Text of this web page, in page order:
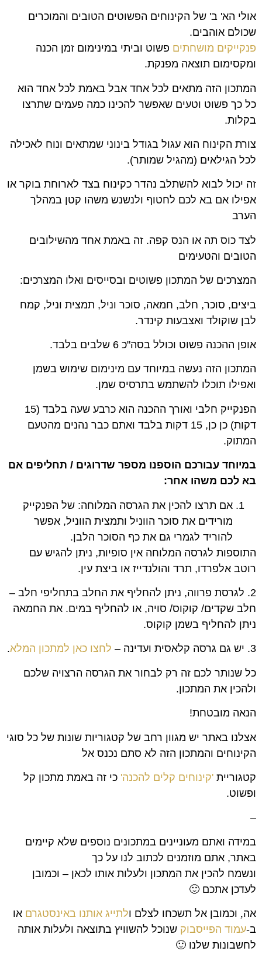
אולי הא' ב' של הקינוחים הפשוטים הטובים והמוכרים
שכולם אוהבים.
פנקייקים מושחתים פשוט וביתי במינימום זמן הכנה
ומקסימום תוצאה מפנקת.
המתכון הזה מתאים לכל אחד אבל באמת לכל אחד הוא
כל כך פשוט וטעים שאפשר להכינו כמה פעמים שתרצו
בקלות.
צורת הקינוח הוא עגול בגודל בינוני שמתאים ונוח לאכילה
לכל הגילאים (מהגיל שמותר).
זה יכול לבוא להשתלב נהדר כקינוח בצד לארוחת בוקר או
אפילו אם בא לכם לחטוף ולנשנש משהו קטן במהלך
הערב
לצד כוס תה או הנס קפה. זה באמת אחד מהשילובים
הטובים והטעימים
המצרכים של המתכון פשוטים ובסייסים ואלו המצרכים:
ביצים, סוכר, חלב, חמאה, סוכר וניל, תמצית וניל, קמח
לבן שוקולד ואצבעות קינדר.
אופן ההכנה פשוט וכולל בסה"כ 6 שלבים בלבד.
המתכון הזה נעשה במיוחד עם מינימום שימוש בשמן
ואפילו תוכלו להשתמש בתרסיס שמן.
הפנקייק חלבי ואורך ההכנה הוא כרבע שעה בלבד (15
דקות) כן כן, 15 דקות בלבד ואתם כבר נהנים מהטעם
המתוק.
במיוחד עבורכם הוספנו מספר שדרוגים / תחליפים אם
בא לכם משהו אחר:
אם תרצו להכין את הגרסה המלוחה: של הפנקייק
מורידים את סוכר הווניל ותמצית הווניל, אפשר
להוריד לגמרי גם את כף הסוכר הלבן.
התוספות לגרסה המלוחה אין סופיות, ניתן להגיש עם
רוטב אלפרדו, תרד והולנדייז או ביצת עין.
2. לגרסת פרווה, ניתן להחליף את החלב בתחליפי חלב –
חלב שקדים/ קוקוס/ סויה, או להחליף במים. את החמאה
ניתן להחליף בשמן קוקוס.
3. יש גם גרסה קלאסית ועדינה – לחצו כאן למתכון המלא.
כל שנותר לכם זה רק לבחור את הגרסה הרצויה שלכם
ולהכין את המתכון.
הנאה מובטחת!
אצלנו באתר יש מגוון רחב של קטגוריות שונות של כל סוגי
הקינוחים והמתכון הזה לא סתם נכנס אל
קטגוריית 'קינוחים קלים להכנה' כי זה באמת מתכון קל
ופשוט.
–
במידה ואתם מעוניינים במתכונים נוספים שלא קיימים
באתר, אתם מוזמנים לכתוב לנו על כך
ונשמח להכין את המתכון ולעלות אותו לכאן – וכמובן
לעדכן אתכם 🙂
אה, וכמובן אל תשכחו לצלם ולתייג אותנו באינסטגרם או
ב-עמוד הפייסבוק שנוכל להשוויץ בתוצאה ולעלות אותה
לחשבונות שלנו 🙂